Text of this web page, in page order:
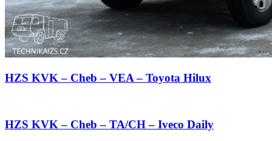
HZS KVK – Cheb – VEA – Toyota Hilux
HZS KVK – Cheb – TA/CH – Iveco Daily